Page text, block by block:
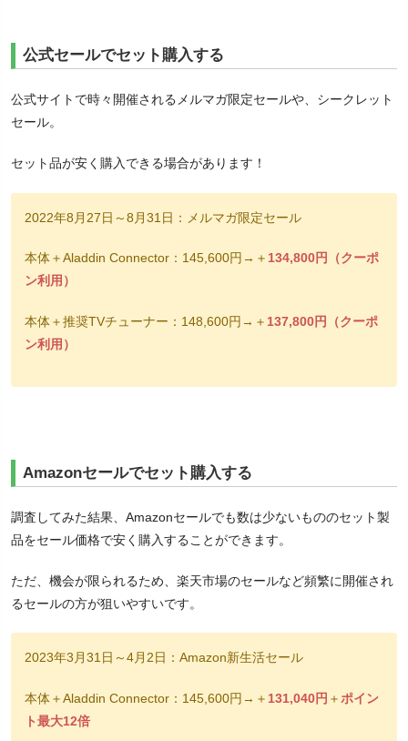
公式セールでセット購入する
公式サイトで時々開催されるメルマガ限定セールや、シークレット
セール。
セット品が安く購入できる場合があります！
2022年8月27日～8月31日：メルマガ限定セール
本体＋Aladdin Connector：145,600円→＋ 134,800円（クーポ
ン利用）
本体＋推奨TVチューナー：148,600円→＋ 137,800円（クーポ
ン利用）
Amazonセールでセット購入する
調査してみた結果、Amazonセールでも数は少ないもののセット製
品をセール価格で安く購入することができます。
ただ、機会が限られるため、楽天市場のセールなど頻繁に開催され
るセールの方が狙いやすいです。
2023年3月31日～4月2日：Amazon新生活セール
本体＋Aladdin Connector：145,600円→＋ 131,040円 ＋ ポイン
ト最大12倍